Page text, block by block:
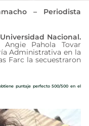
– Periodista
Nacional.
Pahola Tovar
Administrativa en la
Farc la secuestraron
puntaje perfecto 500/500 en el